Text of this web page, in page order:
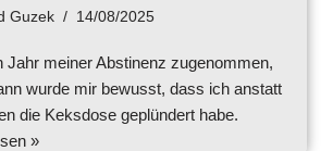
Guzek 14/08/2025
Jahr meiner Abstinenz zugenommen,
wurde mir bewusst, dass ich anstatt
die Keksdose geplündert habe.
»